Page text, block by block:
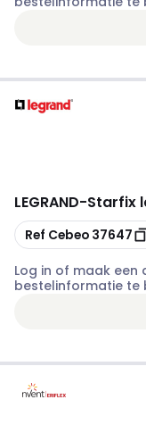
LEGRAND-Starfix
Kopiëren
Ref Cebeo 37647
Log in of maak
bestelinformatie te